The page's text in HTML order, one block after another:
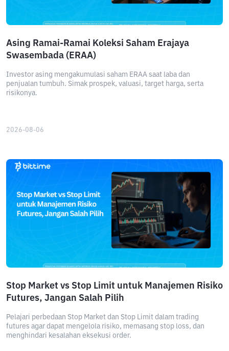
Asing Ramai-Ramai Koleksi Saham Erajaya
Swasembada (ERAA)
Investor asing mengakumulasi saham ERAA saat laba dan
penjualan tumbuh. Simak prospek, valuasi, target harga, serta
risikonya.
2026-08-06
Stop Market vs Stop Limit untuk Manajemen Risiko
Futures, Jangan Salah Pilih
Pelajari perbedaan Stop Market dan Stop Limit dalam trading
futures agar dapat mengelola risiko, memasang stop loss, dan
menghindari kesalahan eksekusi order.